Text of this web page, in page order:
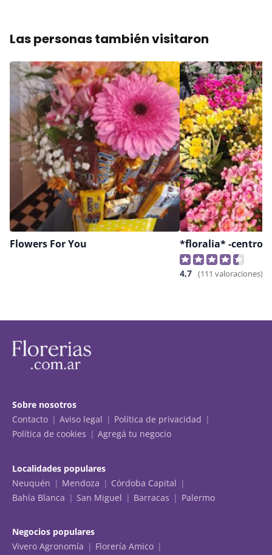
Las personas también visitaron
Flowers For You
4,7 (111 valoraciones)
Sobre nosotros
Contacto
Aviso legal
Política de privacidad
Política de cookies
Agregá tu negocio
Localidades populares
Neuquén
Mendoza
Córdoba Capital
Bahía Blanca
San Miguel Barracas Palermo
Negocios populares
Vivero Agronomía
Florería Amico